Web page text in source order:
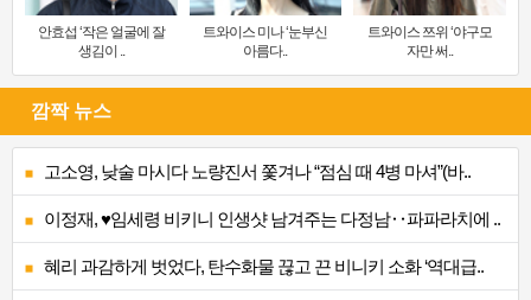
안효섭 ‘작은 얼굴에 잘
생김이 ..
트와이스 미나 ‘눈부신
아름다..
트와이스 쯔위 ‘야구모
자만 써..
깜짝 뉴스
고소영, 낮술 마시다 노량진서 쫓겨나 “점심 때 4병 마셔”(바..
이정재, ♥임세령 비키니 인생샷 남겨주는 다정남‥파파라치에 ..
혜리 과감하게 벗었다, 탄수화물 끊고 끈 비니키 소화 ‘역대급..